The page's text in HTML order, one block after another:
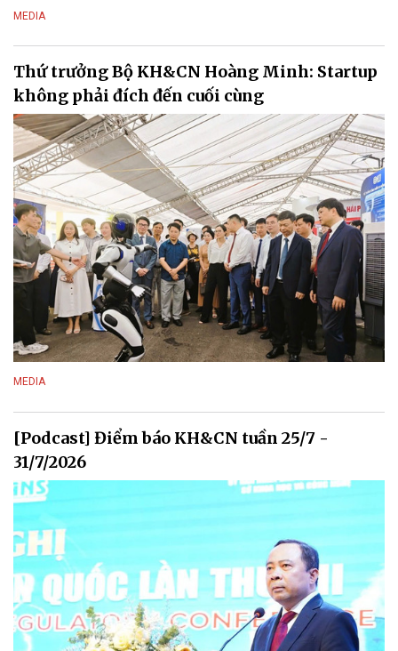
MEDIA
Thứ trưởng Bộ KH&CN Hoàng Minh: Startup
không phải đích đến cuối cùng
MEDIA
[Podcast] Điểm báo KH&CN tuần 25/7 -
31/7/2026